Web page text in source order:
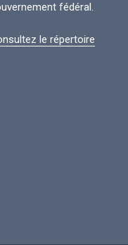
fédéral.
le répertoire